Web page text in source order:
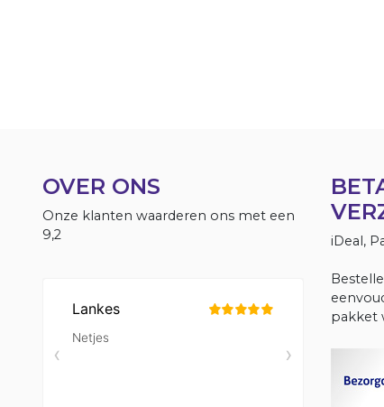
OVER ONS
Onze klanten waarderen ons met een
9,2
iDeal,
pakket